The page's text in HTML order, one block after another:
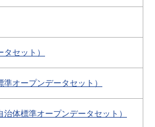
セット）
オープンデータセット）
体標準オープンデータセット）